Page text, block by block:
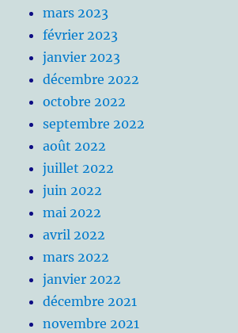
mars 2023
février 2023
janvier 2023
décembre 2022
octobre 2022
septembre 2022
août 2022
juillet 2022
juin 2022
mai 2022
avril 2022
mars 2022
janvier 2022
décembre 2021
novembre 2021